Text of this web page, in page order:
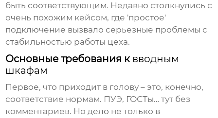
быть соответствующим. Недавно столкнулись с
очень похожим кейсом, где 'простое'
подключение вызвало серьезные проблемы с
стабильностью работы цеха.
Основные требования к вводным
шкафам
Первое, что приходит в голову – это, конечно,
соответствие нормам. ПУЭ, ГОСТы… тут без
комментариев. Но дело не только в